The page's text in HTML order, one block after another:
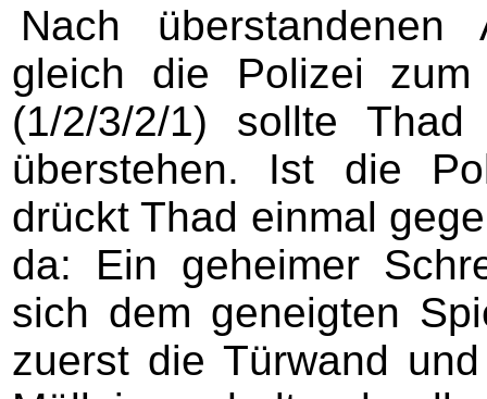
Nach überstandenen
gleich die Polizei
(1/2/3/2/1) sollte
überstehen. Ist die
drückt Thad einmal
da: Ein geheimer
sich dem geneigten
zuerst die Türwand